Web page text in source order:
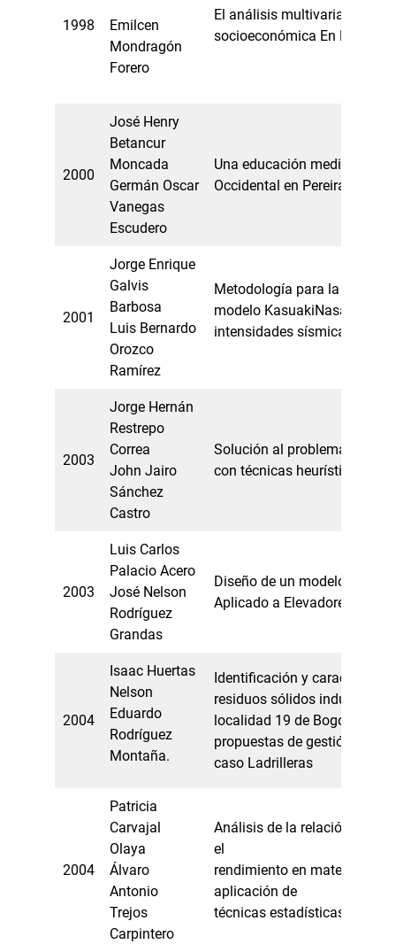
1998
Emilcen
Mondragón
Forero
El análisis multivariante y la
socio­económica En FISICO
2000
José Henry
Betancur
Moncada
Germán Oscar
Vanegas
Escudero
Una educación media
Occidental en Pereira
2001
Jorge Enrique
Galvis
Barbosa
Luis Bernardo
Orozco
Ramírez
Metodología para la
modelo Kasuaki­Nasaki en
intensidades sísmicas
2003
Jorge Hernán
Restrepo
Correa
John Jairo
Sánchez
Castro
Solución al problema de
con técnicas heurísticas
2003
Luis Carlos
Palacio Acero
José Nelson
Rodríguez
Grandas
Diseño de un modelo de
Aplicado a Elevadores
2004
Isaac Huertas
Nelson
Eduardo
Rodríguez
Montaña.
Identificación y
residuos sólidos industriales
localidad 19 de Bogotá D.C
propuestas de gestión.
caso Ladrilleras
2004
Patricia
Carvajal
Olaya
Álvaro
Antonio
Trejos
Carpintero
Análisis de la relación entre
el
rendimiento en matemáticas
aplicación de
técnicas estadísticas